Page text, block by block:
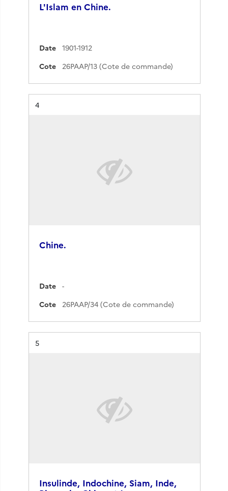
L'Islam en Chine.
Date
1901-1912
Cote
26PAAP/13 (Cote de commande)
Résultat n°
4
Chine.
Date
-
Cote
26PAAP/34 (Cote de commande)
Résultat n°
5
Insulinde, Indochine, Siam, Inde,